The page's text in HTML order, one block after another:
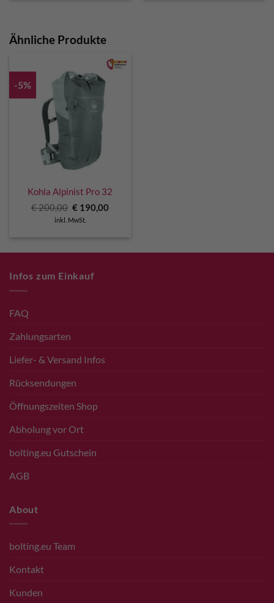
Ähnliche Produkte
-5%
Kohla Alpinist Pro 32
€200,00 Ursprünglicher
Preis
war:
€ 190,00Aktueller
inkl. MwSt.
Infos zum Einkauf
FAQ
Zahlungsarten
Liefer- & Versand Infos
Rücksendungen
Öffnungszeiten Shop
Abholung vor Ort
bolting.eu Gutschein
AGB
About
bolting.eu Team
Kontakt
Kunden